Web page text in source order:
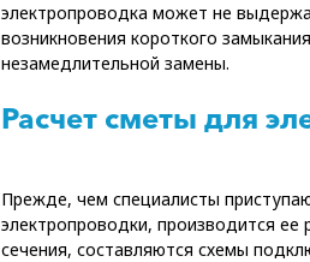
электропроводка может не
возникновения короткого
незамедлительной замены.
Расчет сметы для
Прежде, чем специалисты
электропроводки, производится
сечения, составляются схемы